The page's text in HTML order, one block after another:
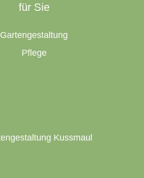
für Sie
Gartengestaltung
Pflege